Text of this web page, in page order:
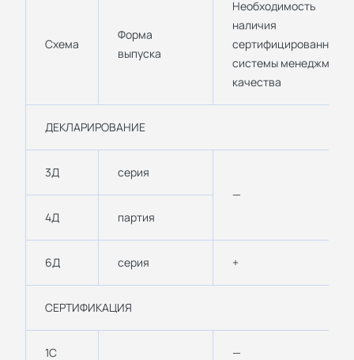
Схема
Форма
выпуска
Необходимость
наличия
сертифицированной
системы менеджмента
качества
ДЕКЛАРИРОВАНИЕ
3Д
серия
—
4Д
партия
6Д серия +
СЕРТИФИКАЦИЯ
1С
—